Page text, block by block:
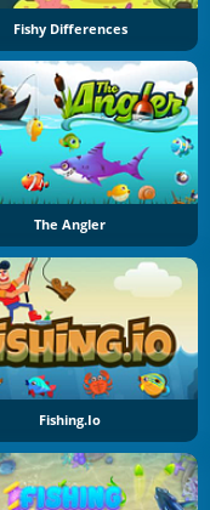
Fishy Differences
The Angler
Fishing.io